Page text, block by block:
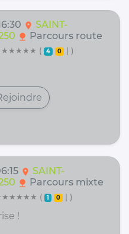
location_on SAINT-
nature Parcours route
( 4 0 | )
location_on SAINT-
nature Parcours mixte
( 1 0 | )
!